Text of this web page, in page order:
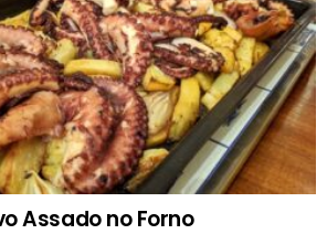
Assado no Forno